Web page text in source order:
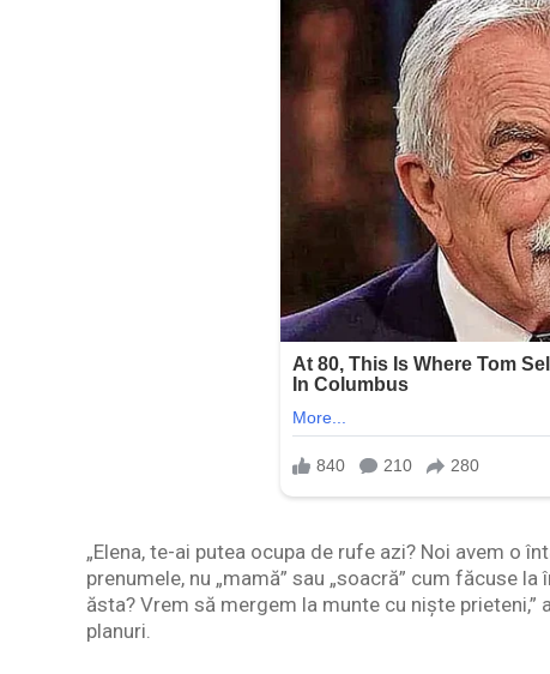
„Elena, te-ai putea ocupa de rufe azi? Noi avem o
prenumele, nu „mamă” sau „soacră” cum făcuse
ăsta? Vrem să mergem la munte cu niște
planuri.